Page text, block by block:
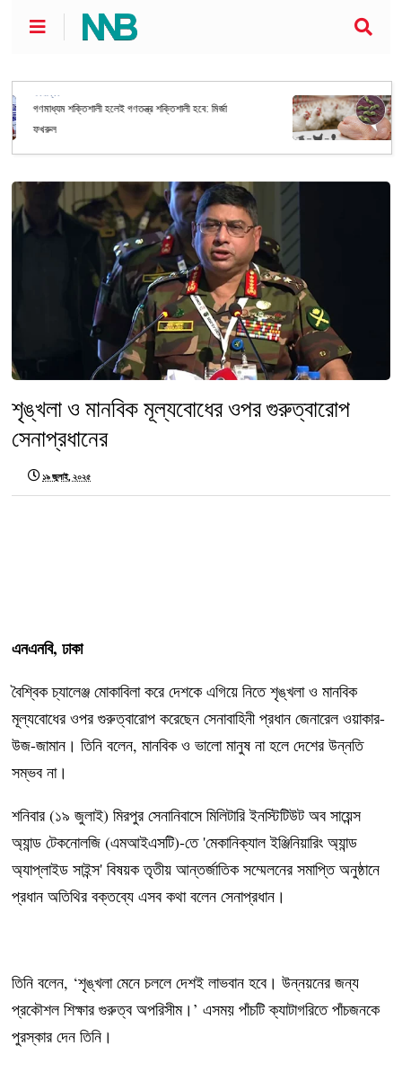
মুরগির খামার থেকে ছড়াচ্ছে বিপজ্জনক জীবাণু, সতর্কবার্তা
শৃঙ্খলা ও মানবিক মূল্যবোধের ওপর গুরুত্বারোপ
সেনাপ্রধানের
১৯ জুলাই, ২০২৫
এনএনবি, ঢাকা
বৈশ্বিক চ্যালেঞ্জ মোকাবিলা করে দেশকে এগিয়ে নিতে শৃঙ্খলা ও মানবিক
মূল্যবোধের ওপর গুরুত্বারোপ করেছেন সেনাবাহিনী প্রধান জেনারেল ওয়াকার-
উজ-জামান। তিনি বলেন, মানবিক ও ভালো মানুষ না হলে দেশের উন্নতি
সম্ভব না।
শনিবার (১৯ জুলাই) মিরপুর সেনানিবাসে মিলিটারি ইনস্টিটিউট অব সায়েন্স
অ্যান্ড টেকনোলজি (এমআইএসটি)-তে 'মেকানিক্যাল ইঞ্জিনিয়ারিং অ্যান্ড
অ্যাপ্লাইড সাইন্স' বিষয়ক তৃতীয় আন্তর্জাতিক সম্মেলনের সমাপ্তি অনুষ্ঠানে
প্রধান অতিথির বক্তব্যে এসব কথা বলেন সেনাপ্রধান।
তিনি বলেন, ‘শৃঙ্খলা মেনে চললে দেশই লাভবান হবে। উন্নয়নের জন্য
প্রকৌশল শিক্ষার গুরুত্ব অপরিসীম।’ এসময় পাঁচটি ক্যাটাগরিতে পাঁচজনকে
পুরস্কার দেন তিনি।